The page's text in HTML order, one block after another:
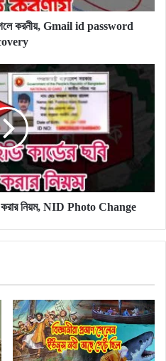
করনীয়, Gmail id password
করার নিয়ম, NID Photo Change